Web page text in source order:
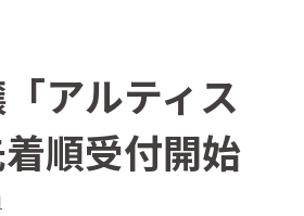
アルティス
順受付開始